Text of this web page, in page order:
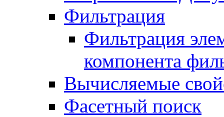
Фильтрация
Фильтрация
компонента
Вычисляемые
Фасетный поиск